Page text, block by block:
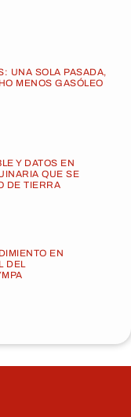
UNA SOLA PASADA,
MENOS GASÓLEO
Y DATOS EN
QUE SE
DE TIERRA
EN
DEL